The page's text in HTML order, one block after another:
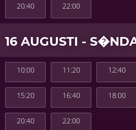
20:40 22:00
16 AUGUSTI -
10:00 11:20 12:40
15:20 16:40 18:00
20:40 22:00